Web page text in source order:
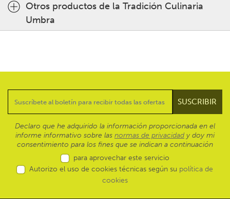
Otros productos de la Tradición Culinaria
Umbra
Declaro que he adquirido la información proporcionada en el
informe informativo sobre las normas de privacidad y doy mi
consentimiento para los fines que se indican a continuación
para aprovechar este servicio
Autorizo el uso de cookies técnicas según su política de
cookies